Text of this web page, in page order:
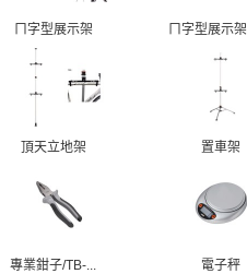
ㄇ字型展示架 ㄇ字型展示
頂天立地架 置車架
專業鉗子/TB-... 電子秤